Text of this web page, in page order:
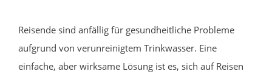
Reisende sind anfällig für gesundheitliche Probleme
aufgrund von verunreinigtem Trinkwasser. Eine
einfache, aber wirksame Lösung ist es, sich auf Reisen